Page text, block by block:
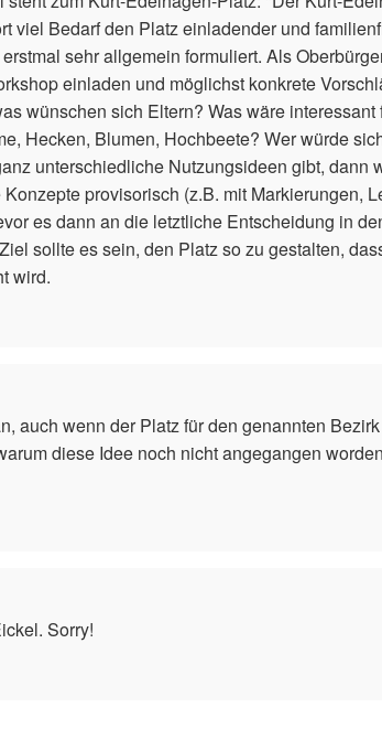
viel Bedarf den Platz einladender und
sehr allgemein formuliert. Als
einladen und möglichst konkrete
wünschen sich Eltern? Was wäre
Hecken, Blumen, Hochbeete? Wer würde
unterschiedliche Nutzungsideen gibt, dann
provisorisch (z.B. mit Markierungen,
es dann an die letztliche Entscheidung in
sollte es sein, den Platz so zu gestalten,
wird.
auch wenn der Platz für den genannten
diese Idee noch nicht angegangen
Sorry!